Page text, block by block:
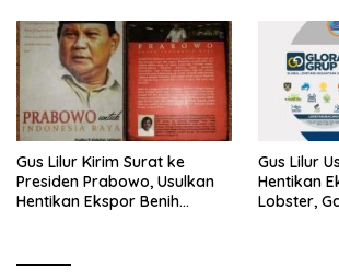
Gus Lilur Kirim Surat ke
Presiden Prabowo, Usulkan
Hentikan Ekspor Benih
Gus Lilur
Hentikan
Lobster,